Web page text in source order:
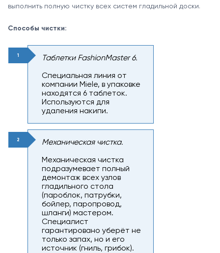
выполнить полную чистку всех систем гладильной доски.
Способы чистки:
Таблетки FashionMaster 6.
Специальная линия от
компании Miele, в упаковке
находятся 6 таблеток.
Используются для
удаления накипи.
Механическая чистка.
Механическая чистка
подразумевает полный
демонтаж всех узлов
гладильного стола
(пароблок, патрубки,
бойлер, паропровод,
шланги) мастером.
Специалист
гарантировано уберёт не
только запах, но и его
источник (гниль, грибок).